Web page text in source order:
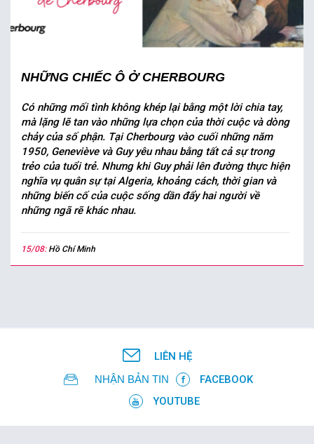
NHỮNG CHIẾC Ô Ở CHERBOURG
Có những mối tình không khép lại bằng một lời chia tay,
mà lặng lẽ tan vào những lựa chọn của thời cuộc và dòng
chảy của số phận. Tại Cherbourg vào cuối những năm
1950, Geneviève và Guy yêu nhau bằng tất cả sự trong
trẻo của tuổi trẻ. Nhưng khi Guy phải lên đường thực hiện
nghĩa vụ quân sự tại Algeria, khoảng cách, thời gian và
những biến cố của cuộc sống dần đẩy hai người về
những ngã rẽ khác nhau.
15/08: Hồ Chí Minh
LIÊN HỆ
NHẬN BẢN TIN
FACEBOOK
YOUTUBE